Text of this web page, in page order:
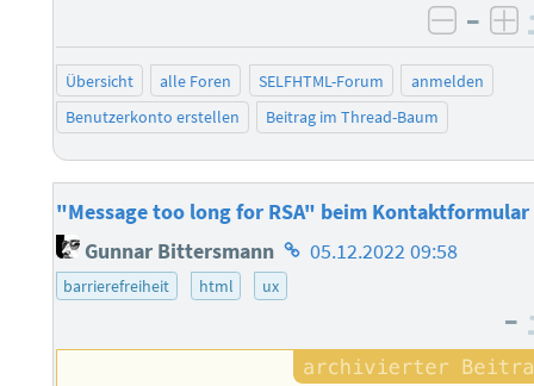
–
Übersicht alle Foren SELFHTML-Forum
anmelden
Benutzerkonto erstellen
Beitrag im Thread-Baum
"Message too long for RSA" beim Kontaktformular
Gunnar Bittersmann Homepage
des
05.12.2022 09:58
barrierefreiheit html ux
–